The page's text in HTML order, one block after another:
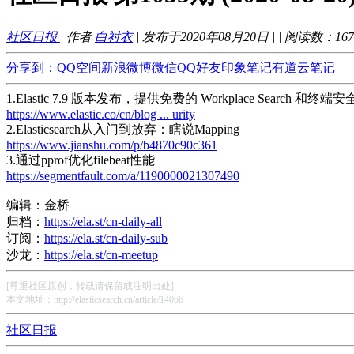
社区日报 | 作者白衬衣 | 发布于2020年08月20日 | | 阅读数：
分享到： QQ空间新浪微博微信QQ好友印象笔记有道云笔记
1.Elastic 7.9 版本发布，提供免费的 Workplace Search 和终端安
https://www.elastic.co/cn/blog ... urity
2.Elasticsearch从入门到放弃：瞎说Mapping
https://www.jianshu.com/p/b4870c90c361
3.通过pprof优化filebeat性能
https://segmentfault.com/a/1190000021307490
编辑：金桥
归档： https://ela.st/cn-daily-all
订阅： https://ela.st/cn-daily-sub
沙龙： https://ela.st/cn-meetup
[尊重社区原创，转载请保留或注明出处]
本文地址：http://elasticsearch.cn/article/14066
社区日报